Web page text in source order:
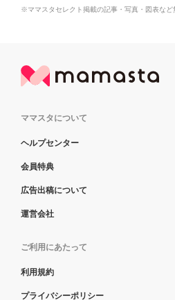
※ママスタセレクト掲載の記事・写真・図表など
ママスタについて
ヘルプセンター
会員特典
広告出稿について
運営会社
ご利用にあたって
利用規約
プライバシーポリシー